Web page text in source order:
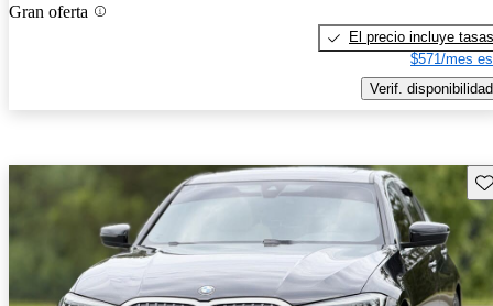
Gran oferta
El precio incluye tasas
$571/mes
Verif. disponibilidad